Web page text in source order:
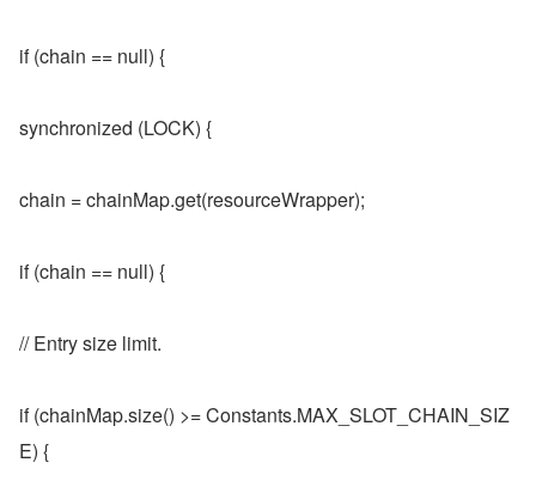
if (chain == null) {
synchronized (LOCK) {
chain = chainMap.get(resourceWrapper);
if (chain == null) {
// Entry size limit.
if (chainMap.size() >= Constants.MAX_SLOT_CHAIN_SIZ
E) {